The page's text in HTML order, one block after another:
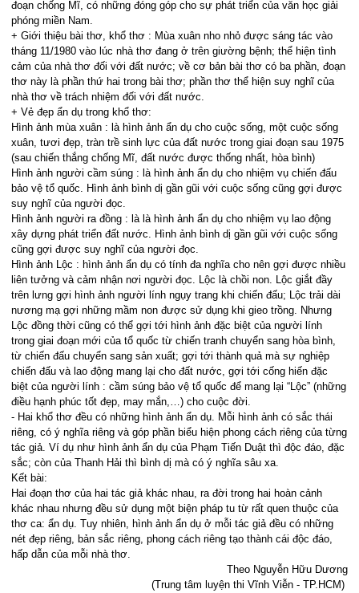
đoạn chống Mĩ, có những đóng góp cho sự phát triển của văn học giải
phóng miền Nam.
+ Giới thiệu bài thơ, khổ thơ : Mùa xuân nho nhỏ được sáng tác vào
tháng 11/1980 vào lúc nhà thơ đang ở trên giường bệnh; thể hiện tình
cảm của nhà thơ đối với đất nước; về cơ bản bài thơ có ba phần, đoạn
thơ này là phần thứ hai trong bài thơ; phần thơ thể hiện suy nghĩ của
nhà thơ về trách nhiệm đối với đất nước.
+ Vẻ đẹp ẩn dụ trong khổ thơ:
Hình ảnh mùa xuân : là hình ảnh ẩn dụ cho cuộc sống, một cuộc sống
xuân, tươi đẹp, tràn trề sinh lực của đất nước trong giai đoạn sau 1975
(sau chiến thắng chống Mĩ, đất nước được thống nhất, hòa bình)
Hình ảnh người cầm súng : là hình ảnh ẩn dụ cho nhiệm vụ chiến đấu
bảo vệ tổ quốc. Hình ảnh bình dị gần gũi với cuộc sống cũng gợi được
suy nghĩ của người đọc.
Hình ảnh người ra đồng : là là hình ảnh ẩn dụ cho nhiệm vụ lao động
xây dựng phát triển đất nước. Hình ảnh bình dị gần gũi với cuộc sống
cũng gợi được suy nghĩ của người đọc.
Hình ảnh Lộc : hình ảnh ẩn dụ có tính đa nghĩa cho nên gợi được nhiều
liên tưởng và cảm nhận nơi người đọc. Lộc là chồi non. Lộc giắt đầy
trên lưng gợi hình ảnh người lính ngụy trang khi chiến đấu; Lộc trải dài
nương mạ gợi những mầm non được sử dụng khi gieo trồng. Nhưng
Lộc đồng thời cũng có thể gợi tới hình ảnh đặc biệt của người lính
trong giai đoạn mới của tổ quốc từ chiến tranh chuyển sang hòa bình,
từ chiến đấu chuyển sang sản xuất; gợi tới thành quả mà sự nghiệp
chiến đấu và lao động mang lại cho đất nước, gợi tới cống hiến đặc
biệt của người lính : cầm súng bảo vệ tổ quốc để mang lại “Lộc” (những
điều hạnh phúc tốt đẹp, may mắn,…) cho cuộc đời.
- Hai khổ thơ đều có những hình ảnh ẩn dụ. Mỗi hình ảnh có sắc thái
riêng, có ý nghĩa riêng và góp phần biểu hiện phong cách riêng của từng
tác giả. Ví dụ như hình ảnh ẩn dụ của Phạm Tiến Duật thì độc đáo, đặc
sắc; còn của Thanh Hải thì bình dị mà có ý nghĩa sâu xa.
Kết bài:
Hai đoạn thơ của hai tác giả khác nhau, ra đời trong hai hoàn cảnh
khác nhau nhưng đều sử dụng một biện pháp tu từ rất quen thuộc của
thơ ca: ẩn dụ. Tuy nhiên, hình ảnh ẩn dụ ở mỗi tác giả đều có những
nét đẹp riêng, bản sắc riêng, phong cách riêng tạo thành cái độc đáo,
hấp dẫn của mỗi nhà thơ.
Theo Nguyễn Hữu Dương
(Trung tâm luyện thi Vĩnh Viễn - TP.HCM)